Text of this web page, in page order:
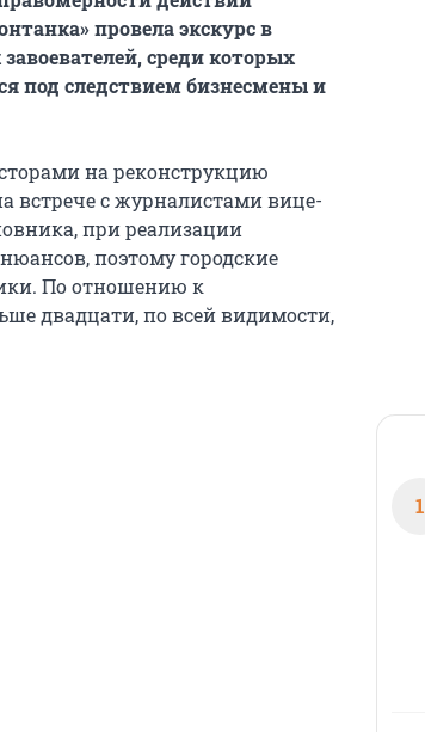
провела экскурс в
среди которых
под следствием бизнесмены и
на реконструкцию
встрече с журналистами вице-
при реализации
поэтому городские
По отношению к
двадцати, по всей видимости,
1